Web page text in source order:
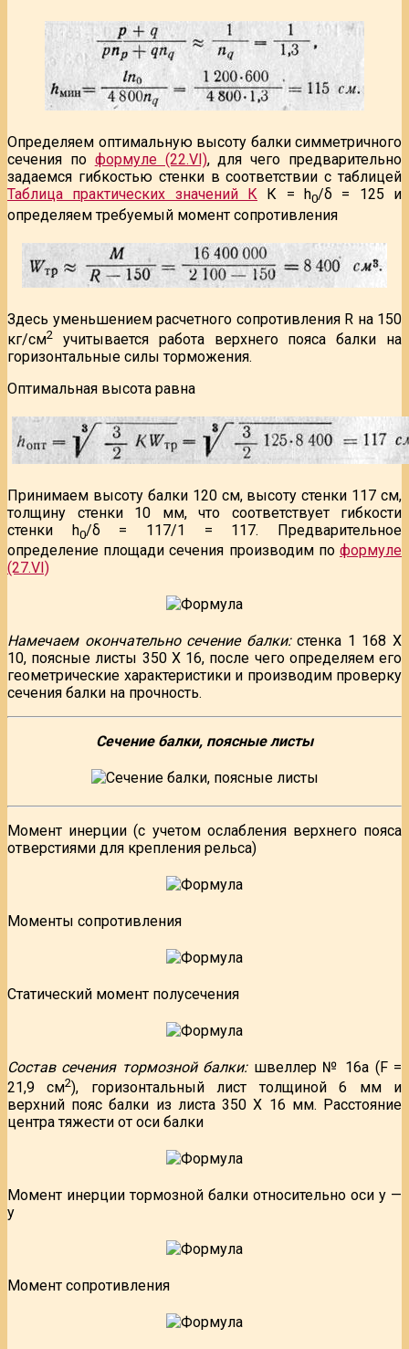
Определяем оптимальную высоту балки симметричного
сечения по формуле (22.VI), для чего предварительно
задаемся гибкостью стенки в соответствии с таблицей
Таблица практических значений К К = h0/δ = 125 и
определяем требуемый момент сопротивления
Здесь уменьшением расчетного сопротивления R на 150
кг/см2
учитывается работа верхнего пояса балки на
горизонтальные силы торможения.
Оптимальная высота равна
Принимаем высоту балки 120 см, высоту стенки 117 см,
толщину стенки 10 мм, что соответствует гибкости
стенки h0/δ = 117/1 = 117. Предварительное
определение площади сечения производим по формуле
(27.VI)
Намечаем окончательно сечение балки:стенка 1 168 Х
10, поясные листы 350 X 16, после чего определяем его
геометрические характеристики и производим проверку
сечения балки на прочность.
Сечение балки, поясные листы
Момент инерции (с учетом ослабления верхнего пояса
отверстиями для крепления рельса)
Моменты сопротивления
Статический момент полусечения
Состав сечения тормозной балки:швеллер № 16а (F =
21,9 см2), горизонтальный лист толщиной 6 мм и
верхний пояс балки из листа 350 X 16 мм. Расстояние
центра тяжести от оси балки
Момент инерции тормозной балки относительно оси у —
у
Момент сопротивления